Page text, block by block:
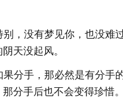
别，没有梦见你，也没难
天没起风。
果分手，那必然是有分手
分手后也不会变得珍惜